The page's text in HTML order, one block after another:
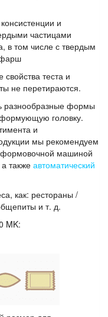
и
частицами
в том числе с твердым
фарш
свойства теста и
не перетираются.
разнообразные формы
головку.
и
мы рекомендуем
формовочной машиной
а также автоматический
как: рестораны /
и т. д.
MK: